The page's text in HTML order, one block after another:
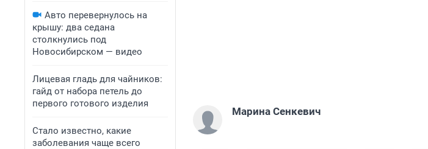
Авто перевернулось на
крышу: два седана
столкнулись под
Новосибирском — видео
Лицевая гладь для чайников:
гайд от набора петель до
первого готового изделия
Стало известно, какие
заболевания чаще всего
Марина Сенкевич